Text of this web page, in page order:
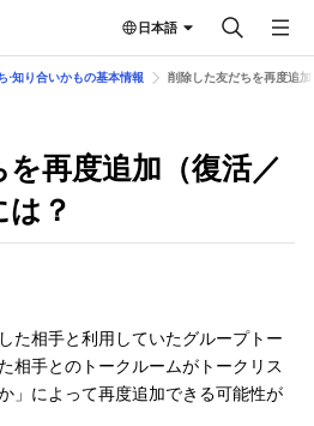
日本語
⋅知り合いかもの基本情報 削除した友だちを再度追
再度追加（復活／
？
た相手と利用していたグループトー
相手とのトークルームがトークリス
」によって再度追加できる可能性が